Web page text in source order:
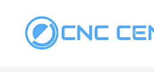
content